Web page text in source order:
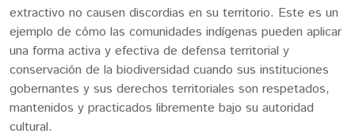
extractivo no causen discordias en su territorio. Este es un
ejemplo de cómo las comunidades indígenas pueden aplicar
una forma activa y efectiva de defensa territorial y
conservación de la biodiversidad cuando sus instituciones
gobernantes y sus derechos territoriales son respetados,
mantenidos y practicados libremente bajo su autoridad
cultural.